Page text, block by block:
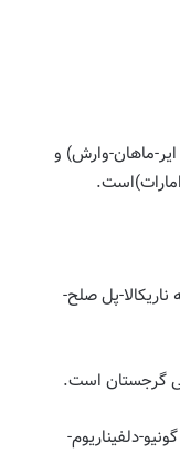
ایر-ماهان-وارش) و
پل صلح-
گرجستان است.
دلفیناریوم-